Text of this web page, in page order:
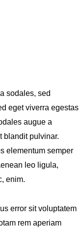
sodales, sed
eget viverra egestas
augue a
blandit pulvinar.
elementum semper
leo ligula,
enim.
error sit voluptatem
rem aperiam